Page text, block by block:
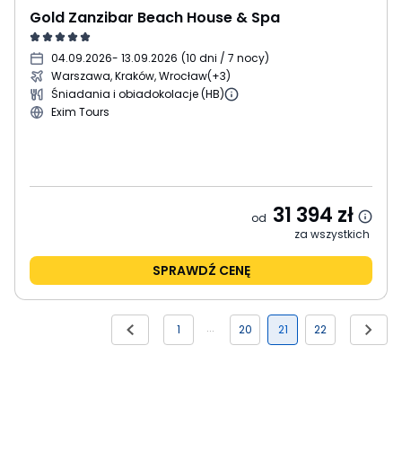
Gold Zanzibar Beach House & Spa
04.09.2026- 13.09.2026 (10 dni / 7 nocy)
Warszawa, Kraków, Wrocław(+3)
Śniadania i obiadokolacje (HB)
Exim Tours
od 31 394 zł
za wszystkich
SPRAWDŹ CENĘ
1 20 21 22